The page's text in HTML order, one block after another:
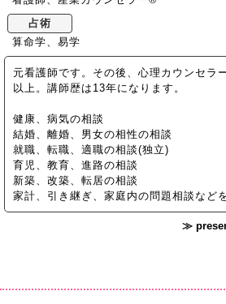
占術
算命学、易学
元看護師です。その後、心理カウンセラ
以上。講師歴は13年になります。
健康、病気の相談
結婚、離婚、男女の相性の相談
就職、転職、適職の相談(独立)
育児、教育、進路の相談
新築、改築、転居の相談
家計、引き継ぎ、家庭内の問題相談など
≫